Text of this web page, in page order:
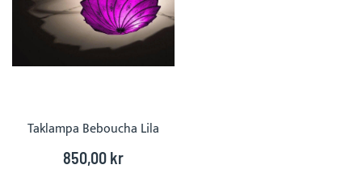
Taklampa Beboucha Lila
850,00 kr